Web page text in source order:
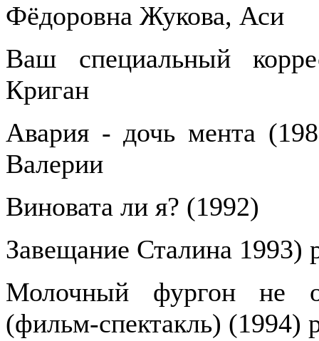
Фёдоровна Жукова, Аси
Ваш специальный
Криган
Авария - дочь мента
Валерии
Виновата ли я? (1992)
Завещание Сталина 1993)
Молочный фургон не
(фильм-спектакль) (1994)